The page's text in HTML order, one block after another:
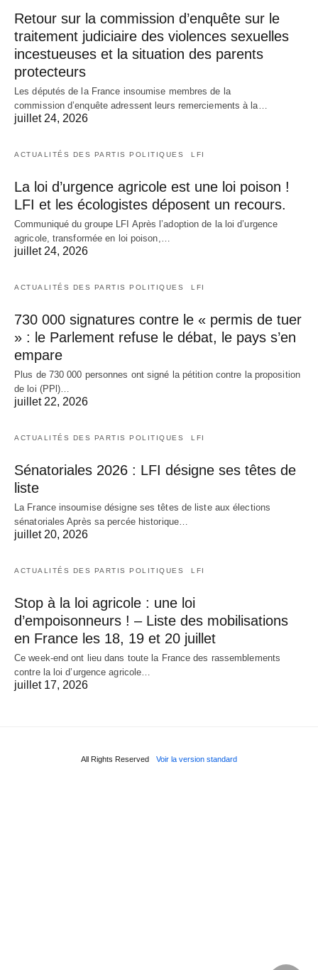
Retour sur la commission d’enquête sur le
traitement judiciaire des violences sexuelles
incestueuses et la situation des parents
protecteurs
Les députés de la France insoumise membres de la
commission d’enquête adressent leurs remerciements à la…
juillet 24, 2026
ACTUALITÉS DES PARTIS POLITIQUES LFI
La loi d’urgence agricole est une loi poison !
LFI et les écologistes déposent un recours.
Communiqué du groupe LFI Après l’adoption de la loi d’urgence
agricole, transformée en loi poison,…
juillet 24, 2026
ACTUALITÉS DES PARTIS POLITIQUES LFI
730 000 signatures contre le « permis de tuer
» : le Parlement refuse le débat, le pays s’en
empare
Plus de 730 000 personnes ont signé la pétition contre la proposition
de loi (PPl)…
juillet 22, 2026
ACTUALITÉS DES PARTIS POLITIQUES LFI
Sénatoriales 2026 : LFI désigne ses têtes de
liste
La France insoumise désigne ses têtes de liste aux élections
sénatoriales Après sa percée historique…
juillet 20, 2026
ACTUALITÉS DES PARTIS POLITIQUES LFI
Stop à la loi agricole : une loi
d’empoisonneurs ! – Liste des mobilisations
en France les 18, 19 et 20 juillet
Ce week-end ont lieu dans toute la France des rassemblements
contre la loi d’urgence agricole…
juillet 17, 2026
All Rights Reserved Voir la version standard